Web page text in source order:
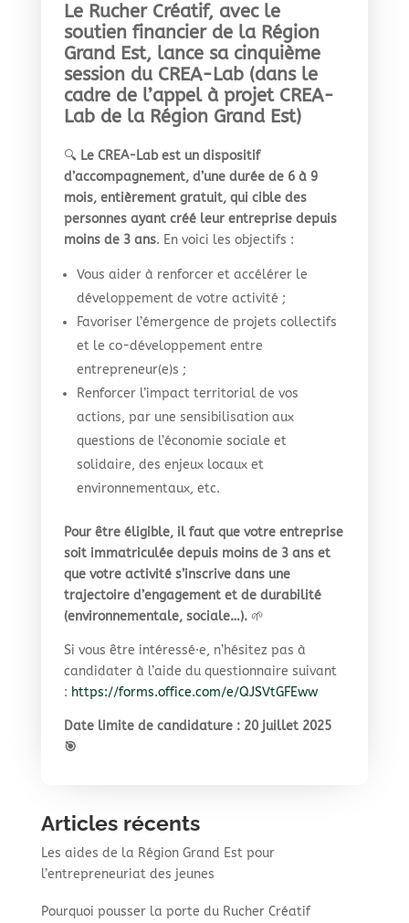
Le Rucher Créatif, avec le
soutien financier de la Région
Grand Est, lance sa cinquième
session du CREA-Lab (dans le
cadre de l’appel à projet CREA-
Lab de la Région Grand Est)
🔍 Le CREA-Lab est un dispositif
d’accompagnement, d’une durée de 6 à 9
mois, entièrement gratuit, qui cible des
personnes ayant créé leur entreprise depuis
moins de 3 ans. En voici les objectifs :
Vous aider à renforcer et accélérer le
développement de votre activité ;
Favoriser l’émergence de projets collectifs
et le co-développement entre
entrepreneur(e)s ;
Renforcer l’impact territorial de vos
actions, par une sensibilisation aux
questions de l’économie sociale et
solidaire, des enjeux locaux et
environnementaux, etc.
Pour être éligible, il faut que votre entreprise
soit immatriculée depuis moins de 3 ans et
que votre activité s’inscrive dans une
trajectoire d’engagement et de durabilité
(environnementale, sociale…). 🌱
Si vous être intéressé·e, n’hésitez pas à
candidater à l’aide du questionnaire suivant
: https://forms.office.com/e/QJSVtGFEww
Date limite de candidature : 20 juillet 2025
🎯
Articles récents
Les aides de la Région Grand Est pour
l’entrepreneuriat des jeunes
Pourquoi pousser la porte du Rucher Créatif